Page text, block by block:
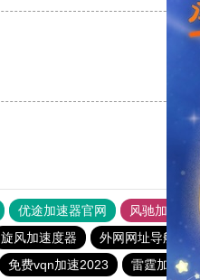
优途加速器官网 风驰加速器
旋风加速度器 外网网址导航
免费vqn加速2023 雷霆加器速